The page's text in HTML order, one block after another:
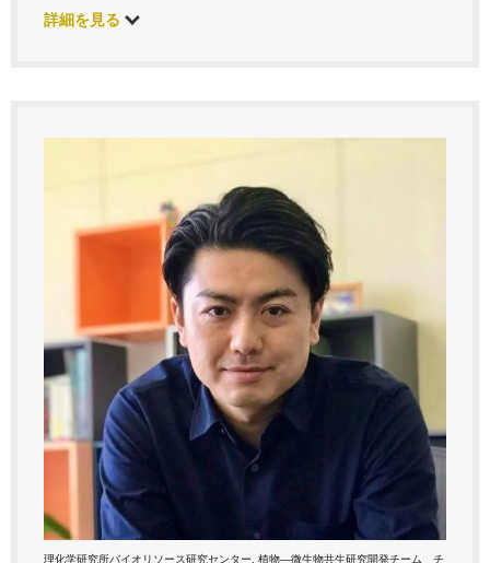
詳細を見る
理化学研究所バイオリソース研究センター, 植物―微生物共生研究開発チーム チ